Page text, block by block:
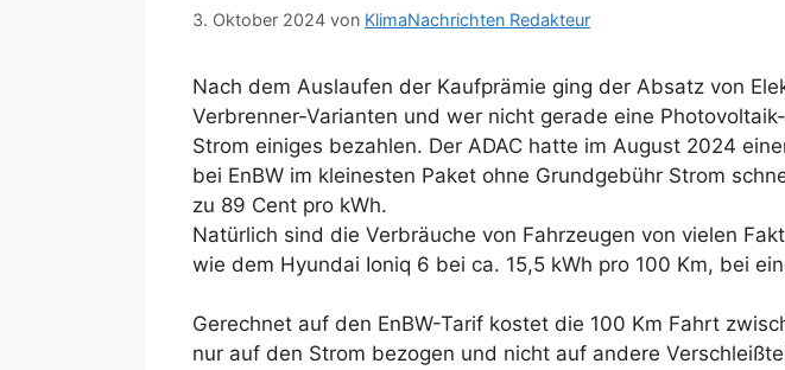
3. Oktober 2024 von KlimaNachrichten Redakteur
Nach dem Auslaufen der Kaufprämie ging der Absatz von
Verbrenner-Varianten und wer nicht gerade eine
Strom einiges bezahlen. Der ADAC hatte im August 2024
bei EnBW im kleinesten Paket ohne Grundgebühr Strom
zu 89 Cent pro kWh.
Natürlich sind die Verbräuche von Fahrzeugen von vielen
wie dem Hyundai Ioniq 6 bei ca. 15,5 kWh pro 100 Km, bei
Gerechnet auf den EnBW-Tarif kostet die 100 Km Fahrt
nur auf den Strom bezogen und nicht auf andere